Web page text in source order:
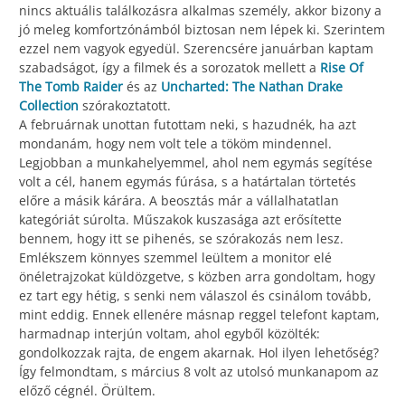
nincs aktuális találkozásra alkalmas személy, akkor bizony a
jó meleg komfortzónámból biztosan nem lépek ki. Szerintem
ezzel nem vagyok egyedül. Szerencsére januárban kaptam
szabadságot, így a filmek és a sorozatok mellett a Rise Of
The Tomb Raider és az Uncharted: The Nathan Drake
Collection szórakoztatott.
A februárnak unottan futottam neki, s hazudnék, ha azt
mondanám, hogy nem volt tele a tököm mindennel.
Legjobban a munkahelyemmel, ahol nem egymás segítése
volt a cél, hanem egymás fúrása, s a határtalan törtetés
előre a másik kárára. A beosztás már a vállalhatatlan
kategóriát súrolta. Műszakok kuszasága azt erősítette
bennem, hogy itt se pihenés, se szórakozás nem lesz.
Emlékszem könnyes szemmel leültem a monitor elé
önéletrajzokat küldözgetve, s közben arra gondoltam, hogy
ez tart egy hétig, s senki nem válaszol és csinálom tovább,
mint eddig. Ennek ellenére másnap reggel telefont kaptam,
harmadnap interjún voltam, ahol egyből közölték:
gondolkozzak rajta, de engem akarnak. Hol ilyen lehetőség?
Így felmondtam, s március 8 volt az utolsó munkanapom az
előző cégnél. Örültem.